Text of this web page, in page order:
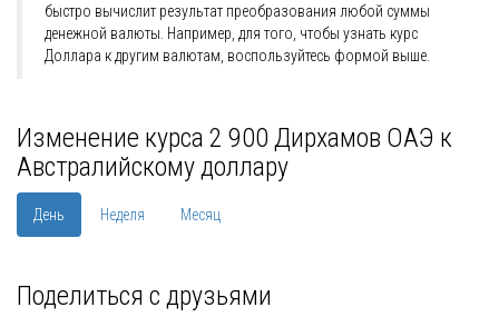
быстро вычислит результат преобразования любой суммы
денежной валюты. Например, для того, чтобы узнать курс
Доллара к другим валютам, воспользуйтесь формой выше.
Изменение курса 2 900 Дирхамов ОАЭ к
Австралийскому доллару
День Неделя Месяц
Поделиться с друзьями